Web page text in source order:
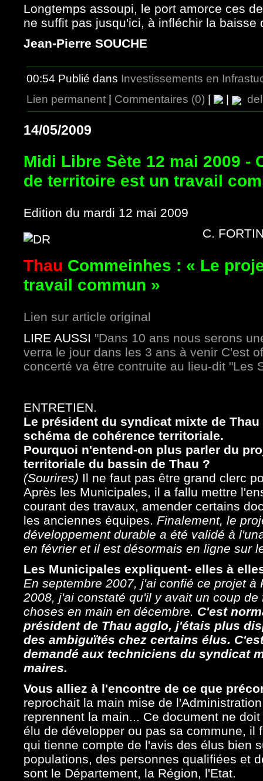
Longtemps assoupi, le port amorce ces
ne suffit pas jusqu'ici, à infléchir la baisse
Jean-Pierre SOUCHE
00:54 Publié dans Investissements en
Lien permanent | Commentaires (0) | |
14/05/2009
Midi Libre Sète 12 mai 2009 -
de territoire est un travail
Edition du mardi 12 mai 2009
C.
Thau Commeinhes : « Le
travail commun »
Lien sur article original
LIRE AUSSI "Dans 10 ans nous serons
verra le jour dans les 3 ans à venir C'est
concerté va être contruite au lieu-dit "Les
ENTRETIEN.
Le président du syndicat mixte de
schéma de cohérence territoriale.
Pourquoi n'entend-on plus parler du
territoriale du bassin de Thau ?
(Sourires) Il ne faut pas être grand clerc
Après les Municipales, il a fallu mettre
courant des travaux, amender certains
les anciennes équipes. Finalement, le
développement durable a été validé à
en février et il est désormais en ligne sur
Les Municipales expliquent- elles à
En septembre 2007, j'ai confié ce projet
2008, j'ai constaté qu'il y avait un coup
choses en main en décembre. C'est
président de Thau agglo, j'étais plus
des ambiguïtés chez certains élus.
demandé aux techniciens du syndicat
maires.
Vous alliez à l'encontre de ce que
reprochait la main mise de
reprennent la main... Ce document ne
élu de développer ou pas sa commune, il
qui tienne compte de l'avis des élus bien
populations, des personnes qualifiées et
sont le Département, la Région, l'Etat.